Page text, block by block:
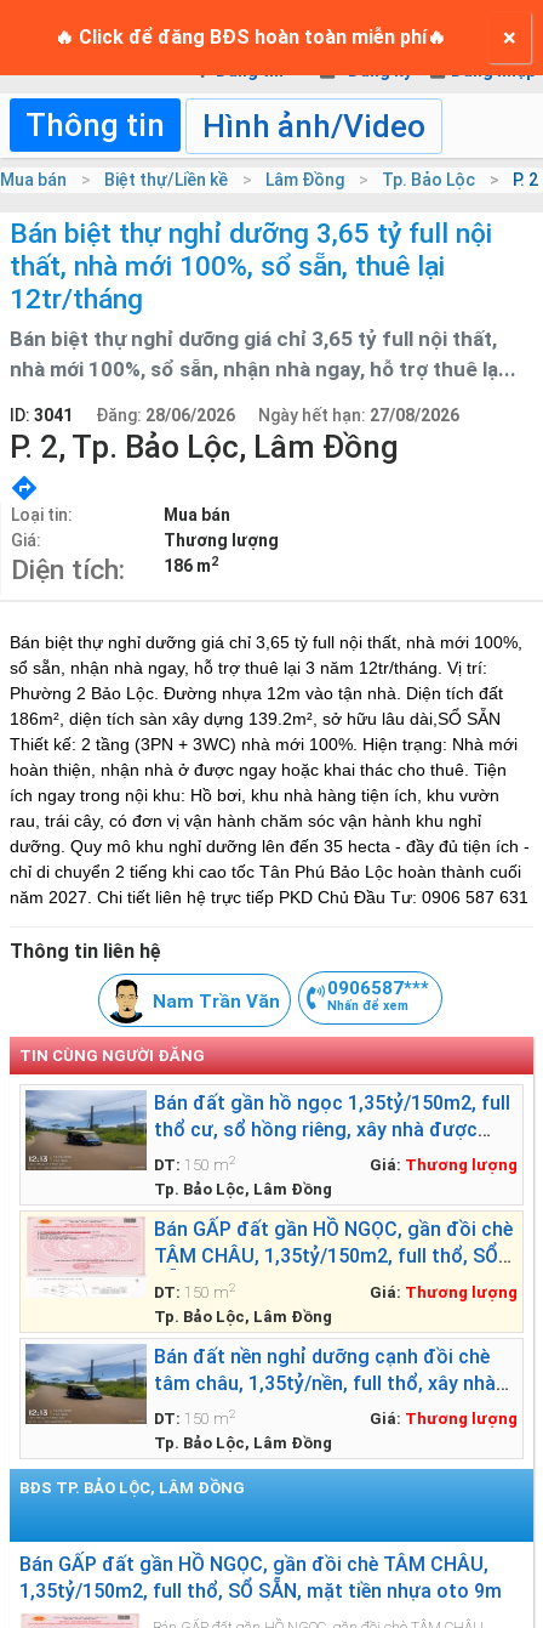
🔥 Click để đăng BĐS hoàn toàn miễn phí🔥 ×
Đăng nhập
Login
Mua bán Biệt thự/Liền kề Lâm Đồng Tp. Bảo Lộc P. 2
Bán biệt thự nghỉ dưỡng 3,65 tỷ full nội
thất, nhà mới 100%, sổ sẵn, thuê lại
12tr/tháng
Bán biệt thự nghỉ dưỡng giá chỉ 3,65 tỷ full nội thất,
nhà mới 100%, sổ sẵn, nhận nhà ngay, hỗ trợ thuê lạ...
ID: 3041 Đăng: 28/06/2026 Ngày hết hạn: 27/08/2026
P. 2, Tp. Bảo Lộc, Lâm Đồng
Loại tin:
Mua bán
Giá:
Thương lượng
Diện tích: 186 m2
Thông tin Hình ảnh/Video
Bán biệt thự nghỉ dưỡng giá chỉ 3,65 tỷ full nội thất, nhà mới 100%,
sổ sẵn, nhận nhà ngay, hỗ trợ thuê lại 3 năm 12tr/tháng. Vị trí:
Phường 2 Bảo Lộc. Đường nhựa 12m vào tận nhà. Diện tích đất
186m², diện tích sàn xây dựng 139.2m², sở hữu lâu dài,SỔ SẴN
Thiết kế: 2 tầng (3PN + 3WC) nhà mới 100%. Hiện trạng: Nhà mới
hoàn thiện, nhận nhà ở được ngay hoặc khai thác cho thuê. Tiện
ích ngay trong nội khu: Hồ bơi, khu nhà hàng tiện ích, khu vườn
rau, trái cây, có đơn vị vận hành chăm sóc vận hành khu nghỉ
dưỡng. Quy mô khu nghỉ dưỡng lên đến 35 hecta - đầy đủ tiện ích -
chỉ di chuyển 2 tiếng khi cao tốc Tân Phú Bảo Lộc hoàn thành cuối
năm 2027. Chi tiết liên hệ trực tiếp PKD Chủ Đầu Tư: 0906 587 631
Thông tin liên hệ
Nam Trần Văn
0906587***
Nhấn để xem
TIN CÙNG NGƯỜI ĐĂNG
Bán đất gần hồ ngọc 1,35tỷ/150m2, full
thổ cư, sổ hồng riêng, xây nhà được
ngay
DT: 150 m2 Giá: Thương lượng
Tp. Bảo Lộc, Lâm Đồng
Bán GẤP đất gần HỒ NGỌC, gần đồi chè
TÂM CHÂU, 1,35tỷ/150m2, full thổ, SỔ
SẴN, mặt tiền nhựa oto 9m
DT: 150 m2 Giá: Thương lượng
Tp. Bảo Lộc, Lâm Đồng
Bán đất nền nghỉ dưỡng cạnh đồi chè
tâm châu, 1,35tỷ/nền, full thổ, xây nhà
được ngay
DT: 150 m2 Giá: Thương lượng
Tp. Bảo Lộc, Lâm Đồng
BĐS TP. BẢO LỘC, LÂM ĐỒNG
Bán GẤP đất gần HỒ NGỌC, gần đồi chè TÂM CHÂU,
1,35tỷ/150m2, full thổ, SỔ SẴN, mặt tiền nhựa oto 9m